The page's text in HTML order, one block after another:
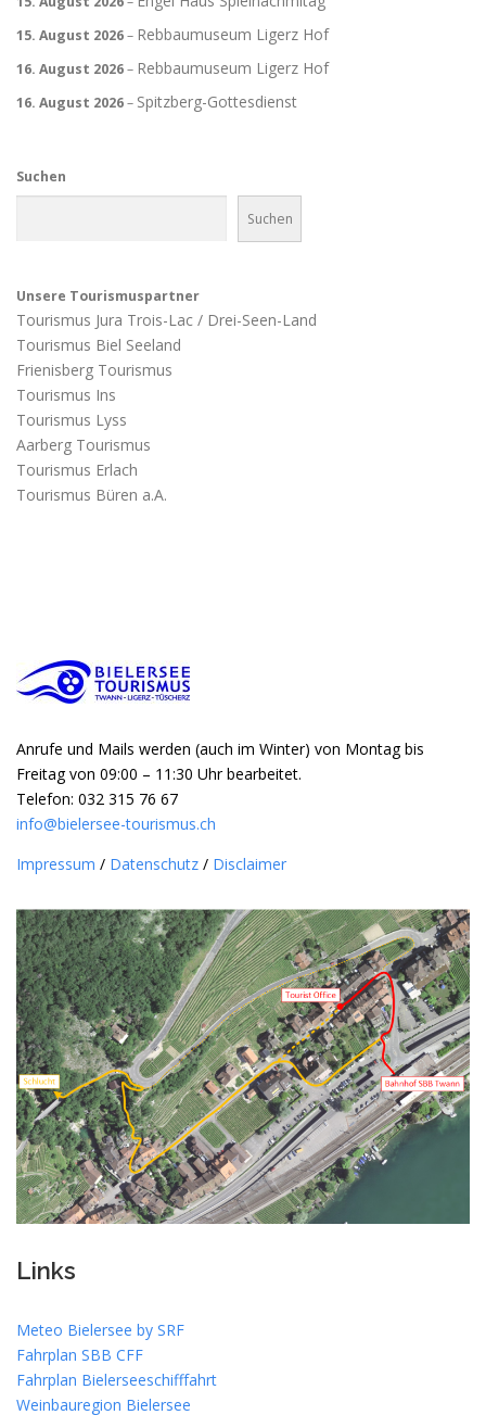
15. August 2026– Rebbaumuseum Ligerz Hof
16. August 2026– Rebbaumuseum Ligerz Hof
16. August 2026– Spitzberg-Gottesdienst
Suchen
Suchen
Unsere Tourismuspartner
Tourismus Jura Trois-Lac / Drei-Seen-Land
Tourismus Biel Seeland
Frienisberg Tourismus
Tourismus Ins
Tourismus Lyss
Aarberg Tourismus
Tourismus Erlach
Tourismus Büren a.A.
Anrufe und Mails werden (auch im Winter) von Montag bis
Freitag von 09:00 – 11:30 Uhr bearbeitet.
Telefon: 032 315 76 67
info@bielersee-tourismus.ch
Impressum / Datenschutz / Disclaimer
Links
Meteo Bielersee by SRF
Fahrplan SBB CFF
Fahrplan Bielerseeschifffahrt
Weinbauregion Bielersee